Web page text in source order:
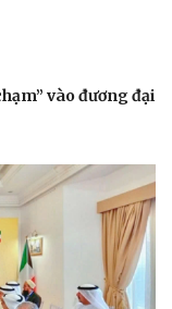
vào đương đại